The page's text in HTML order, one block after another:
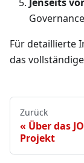
Für detaillierte
das
Zurück
Über das
Projekt